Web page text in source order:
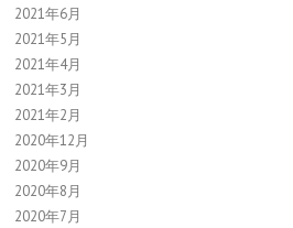
2021年6月
2021年5月
2021年4月
2021年3月
2021年2月
2020年12月
2020年9月
2020年8月
2020年7月